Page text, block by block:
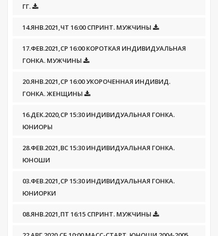
ГГ.
14.ЯНВ.2021,ЧТ 16:00 СПРИНТ. МУЖЧИНЫ
17.ФЕВ.2021,СР 16:00 КОРОТКАЯ ИНДИВИДУАЛЬНАЯ
ГОНКА. МУЖЧИНЫ
20.ЯНВ.2021,СР 16:00 УКОРОЧЕННАЯ ИНДИВИД.
ГОНКА. ЖЕНЩИНЫ
16.ДЕК.2020,СР 15:30 ИНДИВИДУАЛЬНАЯ ГОНКА.
ЮНИОРЫ
28.ФЕВ.2021,ВС 15:30 ИНДИВИДУАЛЬНАЯ ГОНКА.
ЮНОШИ
03.ФЕВ.2021,СР 15:30 ИНДИВИДУАЛЬНАЯ ГОНКА.
ЮНИОРКИ
08.ЯНВ.2021,ПТ 16:15 СПРИНТ. МУЖЧИНЫ